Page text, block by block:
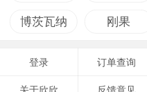
博茨瓦纳 刚果
登录 订单查询